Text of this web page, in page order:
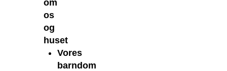
om
os
og
huset
Vores
barndom